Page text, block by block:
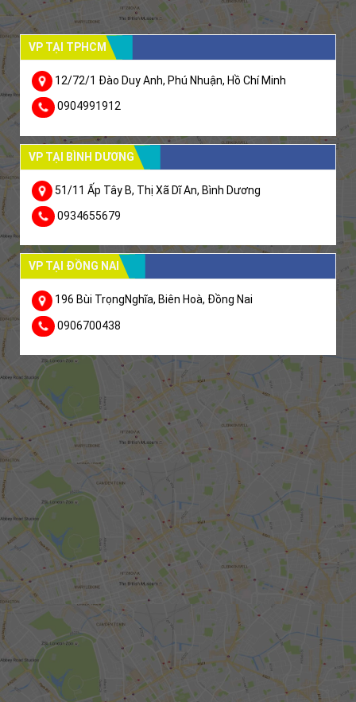
VP TẠI TPHCM
12/72/1 Đào Duy Anh, Phú Nhuận, Hồ Chí Minh
0904991912
VP TẠI BÌNH DƯƠNG
51/11 Ấp Tây B, Thị Xã Dĩ An, Bình Dương
0934655679
VP TẠI ĐỒNG NAI
196 Bùi TrọngNghĩa, Biên Hoà, Đồng Nai
0906700438